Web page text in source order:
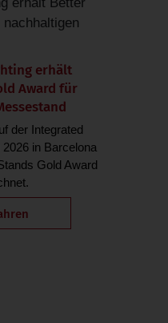
erhält
Award für
der Integrated
in Barcelona
Gold Award